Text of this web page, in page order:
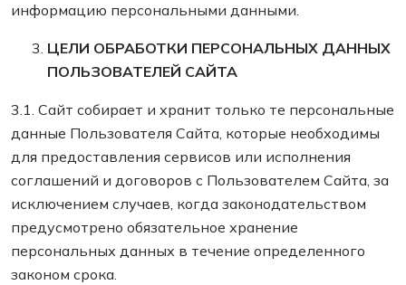
информацию персональными данными.
ЦЕЛИ ОБРАБОТКИ ПЕРСОНАЛЬНЫХ ДАННЫХ
ПОЛЬЗОВАТЕЛЕЙ САЙТА
3.1. Сайт собирает и хранит только те персональные
данные Пользователя Сайта, которые необходимы
для предоставления сервисов или исполнения
соглашений и договоров с Пользователем Сайта, за
исключением случаев, когда законодательством
предусмотрено обязательное хранение
персональных данных в течение определенного
законом срока.